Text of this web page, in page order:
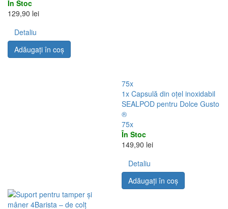
În Stoc
129,90 lei
Detaliu
Adăugați în coş
75x
1x Capsulă din oțel inoxidabil
SEALPOD pentru Dolce Gusto
®
75x
În Stoc
149,90 lei
Detaliu
Adăugați în coş